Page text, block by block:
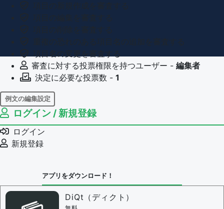
審査に対する投票権限を持つユーザー - 編集者
決定に必要な投票数 - 1
例文の編集設定
例文の編集権限を持つユーザー -
例文の削除を審査する
審査に対する投票権限を持つユーザー -
決定に必要な投票数 -
問題の編集権限を持つユーザー -すべてのユーザー
審査に対する投票権限を持つユーザー -
ログイン / 新規登録
ログイン
新規登録
アプリをダウンロード！
DiQt（ディクト）
無料